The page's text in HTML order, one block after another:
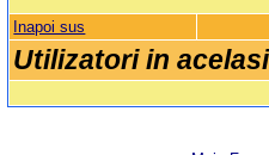
Inapoi sus
Utilizatori in